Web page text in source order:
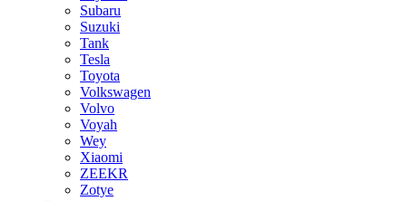
Subaru
Suzuki
Tank
Tesla
Toyota
Volkswagen
Volvo
Voyah
Wey
Xiaomi
ZEEKR
Zotye